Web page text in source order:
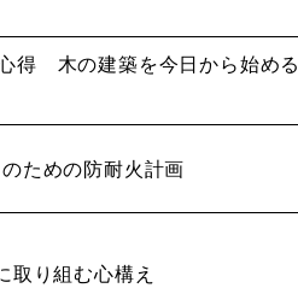
得 木の建築を今日から始める
ための防耐火計画
取り組む心構え